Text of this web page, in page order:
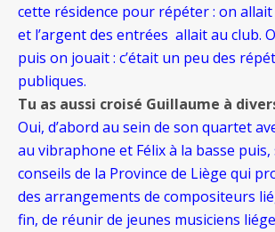
cette résidence pour répéter : on
et l’argent des entrées allait au club.
puis on jouait : c’était un peu des
publiques.
Tu as aussi croisé Guillaume à
Oui, d’abord au sein de son quartet
au vibraphone et Félix à la basse puis,
conseils de la Province de Liège qui
des arrangements de compositeurs
fin, de réunir de jeunes musiciens